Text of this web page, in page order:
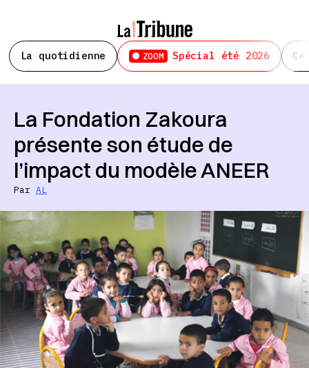
La quotidienne ZOOM Spécial été 2026
La Fondation Zakoura
présente son étude de
l’impact du modèle ANEER
Par AL